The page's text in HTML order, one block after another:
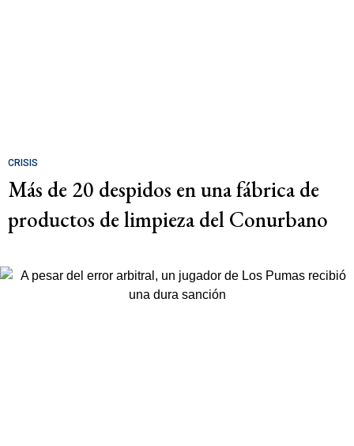
CRISIS
Más de 20 despidos en una fábrica de
productos de limpieza del Conurbano